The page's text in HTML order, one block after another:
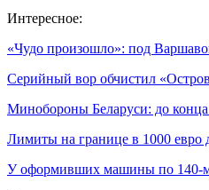
Интересное:
«Чудо произошло»: под
Серийный вор обчистил
Минобороны Беларуси: до
Лимиты на границе в 1000
У оформивших машины по 140-